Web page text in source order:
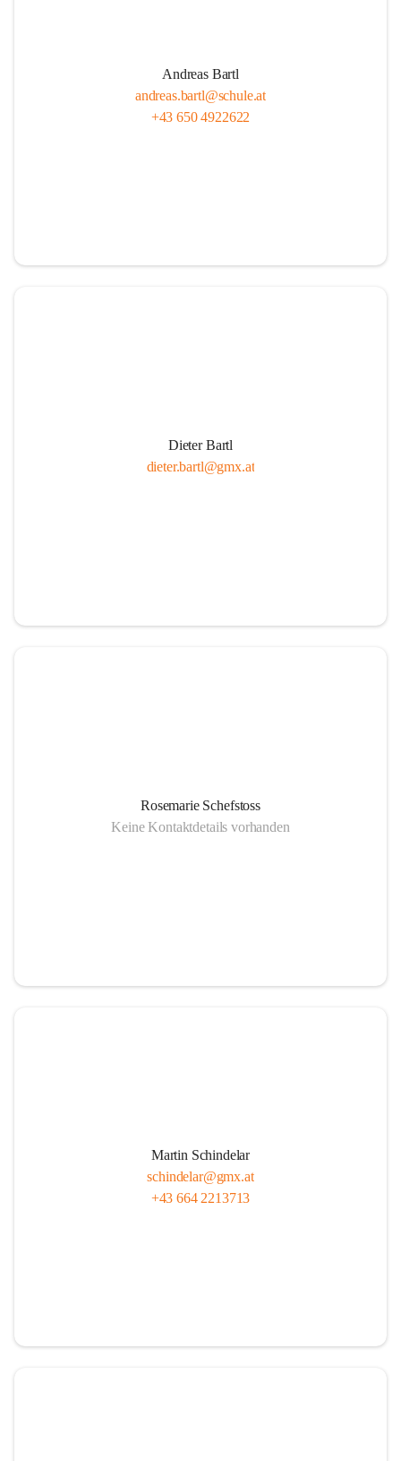
Andreas Bartl
andreas.bartl@schule.at
+43 650 4922622
Dieter Bartl
dieter.bartl@gmx.at
Rosemarie Schefstoss
Keine Kontaktdetails vorhanden
Martin Schindelar
schindelar@gmx.at
+43 664 2213713